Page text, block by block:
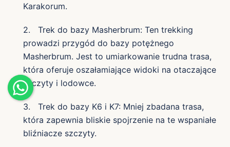
Karakorum.
2. Trek do bazy Masherbrum: Ten trekking
prowadzi przygód do bazy potężnego
Masherbrum. Jest to umiarkowanie trudna trasa,
która oferuje oszałamiające widoki na otaczające
szczyty i lodowce.
3. Trek do bazy K6 i K7: Mniej zbadana trasa,
która zapewnia bliskie spojrzenie na te wspaniałe
bliźniacze szczyty.